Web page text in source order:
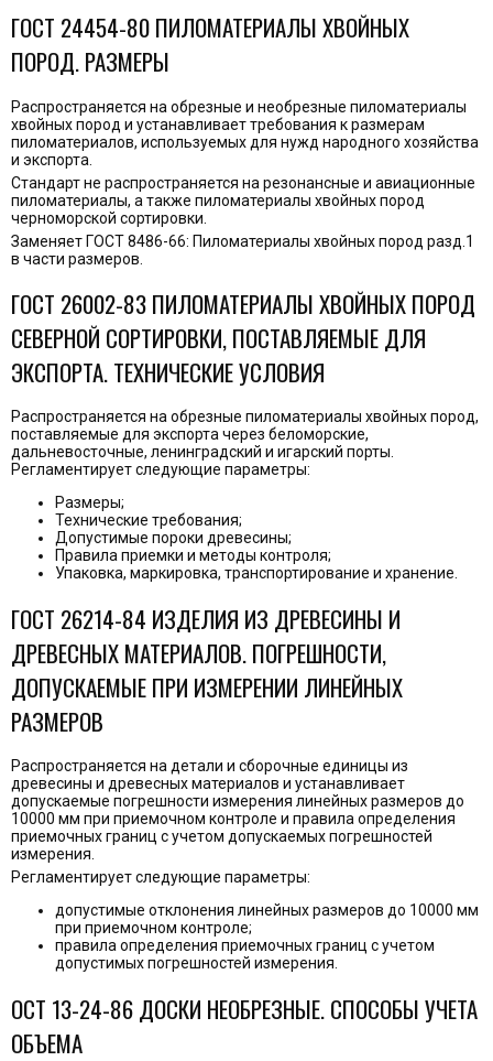
ГОСТ 24454-80 ПИЛОМАТЕРИАЛЫ ХВОЙНЫХ
ПОРОД. РАЗМЕРЫ
Распространяется на обрезные и необрезные пиломатериалы
хвойных пород и устанавливает требования к размерам
пиломатериалов, используемых для нужд народного хозяйства
и экспорта.
Стандарт не распространяется на резонансные и авиационные
пиломатериалы, а также пиломатериалы хвойных пород
черноморской сортировки.
Заменяет ГОСТ 8486-66: Пиломатериалы хвойных пород разд.1
в части размеров.
ГОСТ 26002-83 ПИЛОМАТЕРИАЛЫ ХВОЙНЫХ ПОРОД
СЕВЕРНОЙ СОРТИРОВКИ, ПОСТАВЛЯЕМЫЕ ДЛЯ
ЭКСПОРТА. ТЕХНИЧЕСКИЕ УСЛОВИЯ
Распространяется на обрезные пиломатериалы хвойных пород,
поставляемые для экспорта через беломорские,
дальневосточные, ленинградский и игарский порты.
Регламентирует следующие параметры:
Размеры;
Технические требования;
Допустимые пороки древесины;
Правила приемки и методы контроля;
Упаковка, маркировка, транспортирование и хранение.
ГОСТ 26214-84 ИЗДЕЛИЯ ИЗ ДРЕВЕСИНЫ И
ДРЕВЕСНЫХ МАТЕРИАЛОВ. ПОГРЕШНОСТИ,
ДОПУСКАЕМЫЕ ПРИ ИЗМЕРЕНИИ ЛИНЕЙНЫХ
РАЗМЕРОВ
Распространяется на детали и сборочные единицы из
древесины и древесных материалов и устанавливает
допускаемые погрешности измерения линейных размеров до
10000 мм при приемочном контроле и правила определения
приемочных границ с учетом допускаемых погрешностей
измерения.
Регламентирует следующие параметры:
допустимые отклонения линейных размеров до 10000 мм
при приемочном контроле;
правила определения приемочных границ с учетом
допустимых погрешностей измерения.
ОСТ 13-24-86 ДОСКИ НЕОБРЕЗНЫЕ. СПОСОБЫ УЧЕТА
ОБЪЕМА